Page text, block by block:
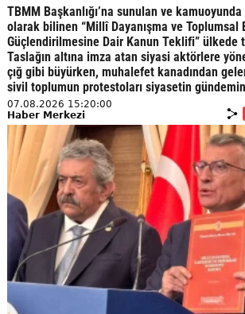
TBMM Başkanlığı’na sunulan ve kamuoyunda
olarak bilinen “Millî Dayanışma ve Toplumsal
Güçlendirilmesine Dair Kanun Teklifi” ülkede
Taslağın altına imza atan siyasi aktörlere
çığ gibi büyürken, muhalefet kanadından
sivil toplumun protestoları siyasetin
07.08.2026 15:20:00
Haber Merkezi